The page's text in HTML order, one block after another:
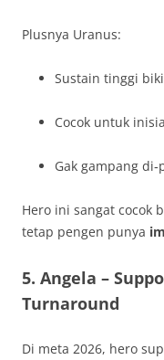
Plusnya Uranus:
Sustain tinggi
Cocok untuk
Gak gampang
Hero ini sangat cocok
tetap pengen punya
5. Angela –
Turnaround
Di meta 2026, hero